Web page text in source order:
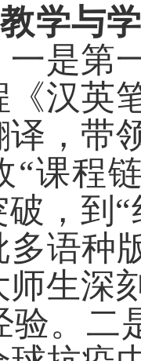
学与
一是第
《汉英
， 带
“课程
破，到
语种
师生深
验。 二